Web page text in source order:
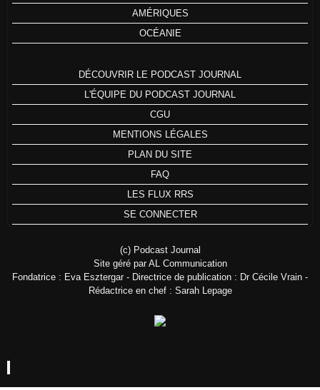
AMÉRIQUES
OCÉANIE
DÉCOUVRIR LE PODCAST JOURNAL
L'ÉQUIPE DU PODCAST JOURNAL
CGU
MENTIONS LÉGALES
PLAN DU SITE
FAQ
LES FLUX RRS
SE CONNECTER
(c) Podcast Journal
Site géré par AL Communication
Fondatrice : Eva Esztergar - Directrice de publication : Dr Cécile Vrain -
Rédactrice en chef : Sarah Lepage